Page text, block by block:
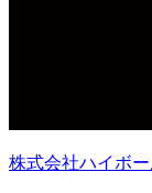
株式会社ハイボ